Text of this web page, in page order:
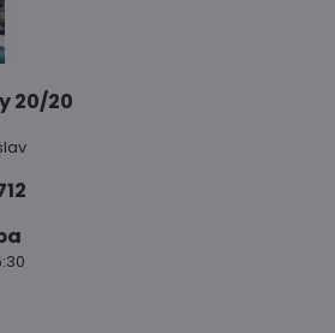
20/20